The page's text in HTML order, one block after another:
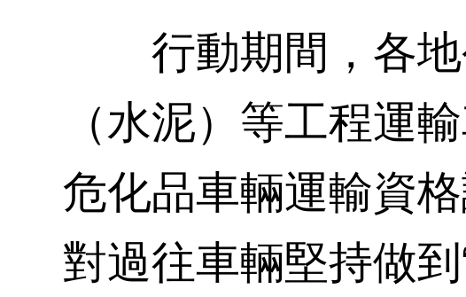
行動期間，各地
（水泥）等工程運
危化品車輛運輸資
對過往車輛堅持做